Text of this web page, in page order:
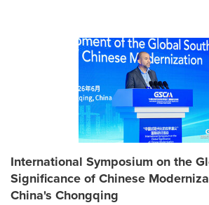
International Symposium on the
Significance of Chinese
China's Chongqing